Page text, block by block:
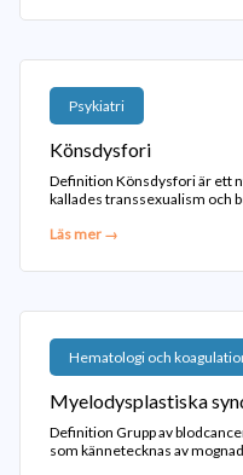
Psykiatri
Könsdysfori
Definition Könsdysfori är ett
kallades transsexualism och
Läs mer →
Hematologi och
Myelodysplastiska
Definition Grupp av
som kännetecknas av